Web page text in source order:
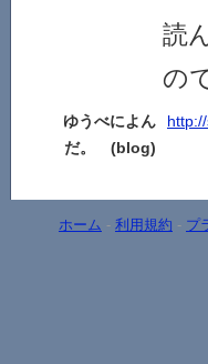
読
の
ゆうべによん
だ。 (blog)
ホーム - 利用規約 - プ